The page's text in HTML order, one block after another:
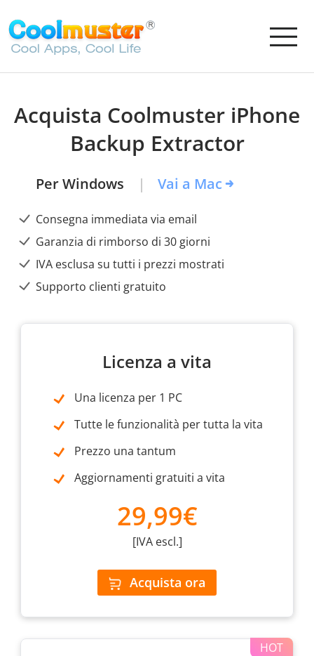
Acquista Coolmuster iPhone
Backup Extractor
Per Windows Vai a Mac
Consegna immediata via email
Garanzia di rimborso di 30 giorni
IVA esclusa su tutti i prezzi mostrati
Supporto clienti gratuito
Licenza a vita
Una licenza per 1 PC
Tutte le funzionalità per tutta la vita
Prezzo una tantum
Aggiornamenti gratuiti a vita
29,99€
[IVA escl.]
Acquista ora